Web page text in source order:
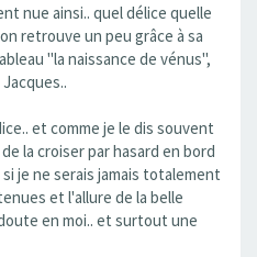
nue ainsi.. quel délice quelle
retrouve un peu grâce à sa
"la naissance de vénus",
et comme je le dis souvent
la croiser par hasard en bord
je ne serais jamais totalement
et l'allure de la belle
en moi.. et surtout une